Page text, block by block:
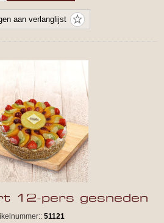
12-pers gesneden
51121